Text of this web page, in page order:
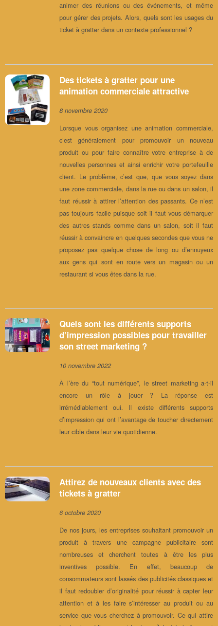
animer des réunions ou des événements, et même
pour gérer des projets. Alors, quels sont les usages du
ticket à gratter dans un contexte professionnel ?
Des tickets à gratter pour une
animation commerciale attractive
8 novembre 2020
Lorsque vous organisez une animation commerciale,
c’est généralement pour promouvoir un nouveau
produit ou pour faire connaître votre entreprise à de
nouvelles personnes et ainsi enrichir votre portefeuille
client. Le problème, c’est que, que vous soyez dans
une zone commerciale, dans la rue ou dans un salon, il
faut réussir à attirer l’attention des passants. Ce n’est
pas toujours facile puisque soit il faut vous démarquer
des autres stands comme dans un salon, soit il faut
réussir à convaincre en quelques secondes que vous ne
proposez pas quelque chose de long ou d’ennuyeux
aux gens qui sont en route vers un magasin ou un
restaurant si vous êtes dans la rue.
Quels sont les différents supports
d’impression possibles pour travailler
son street marketing ?
10 novembre 2022
À l’ère du “tout numérique”, le street marketing a-t-il
encore un rôle à jouer ? La réponse est
irrémédiablement oui. Il existe différents supports
d’impression qui ont l’avantage de toucher directement
leur cible dans leur vie quotidienne.
Attirez de nouveaux clients avec des
tickets à gratter
6 octobre 2020
De nos jours, les entreprises souhaitant promouvoir un
produit à travers une campagne publicitaire sont
nombreuses et cherchent toutes à être les plus
inventives possible. En effet, beaucoup de
consommateurs sont lassés des publicités classiques et
il faut redoubler d’originalité pour réussir à capter leur
attention et à les faire s’intéresser au produit ou au
service que vous cherchez à promouvoir. Ce qui attire